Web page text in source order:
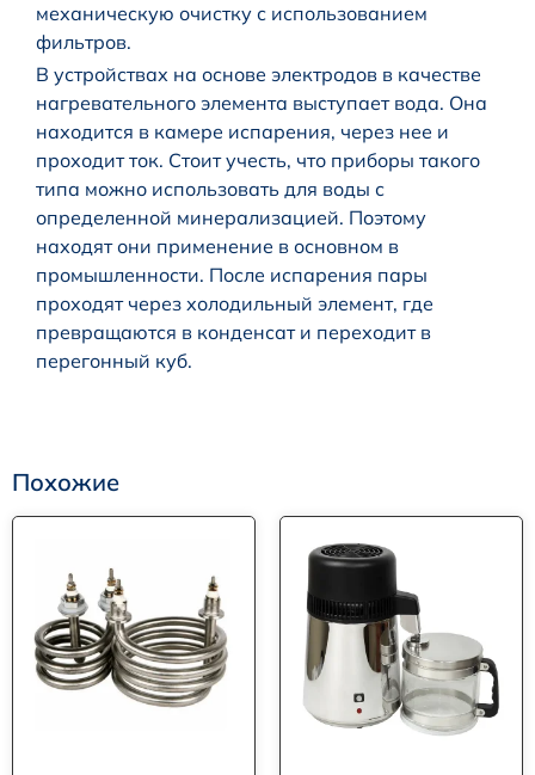
механическую очистку с использованием
фильтров.
В устройствах на основе электродов в качестве
нагревательного элемента выступает вода. Она
находится в камере испарения, через нее и
проходит ток. Стоит учесть, что приборы такого
типа можно использовать для воды с
определенной минерализацией. Поэтому
находят они применение в основном в
промышленности. После испарения пары
проходят через холодильный элемент, где
превращаются в конденсат и переходит в
перегонный куб.
Похожие